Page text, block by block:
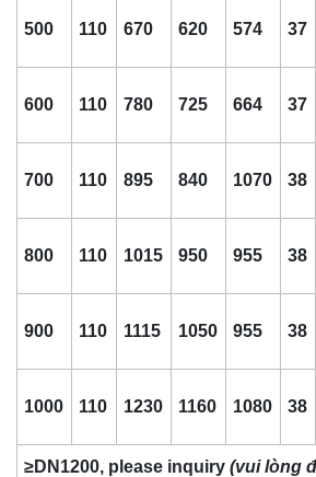
500 110 670 620 574 37
600 110 780 725 664 37
700 110 895 840 1070 38
800 110 1015 950 955 38
900 110 1115 1050 955 38
1000 110 1230 1160 1080 38
≥DN1200, please inquiry(vui lòng